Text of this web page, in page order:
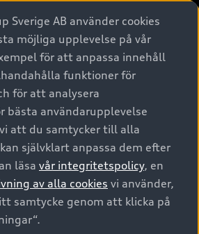
- så gott som nya
online
din Audi
serviceverkstad
All Rights Reserved.
Juridiskt Audi AG
Giveaway
Sverige AB använder cookies
möjliga upplevelse på vår
för att anpassa innehåll
funktioner för
för att analysera
bästa användarupplevelse
att du samtycker till alla
självklart anpassa dem efter
läsa vår integritetspolicy, en
av alla cookies vi använder,
samtycke genom att klicka på